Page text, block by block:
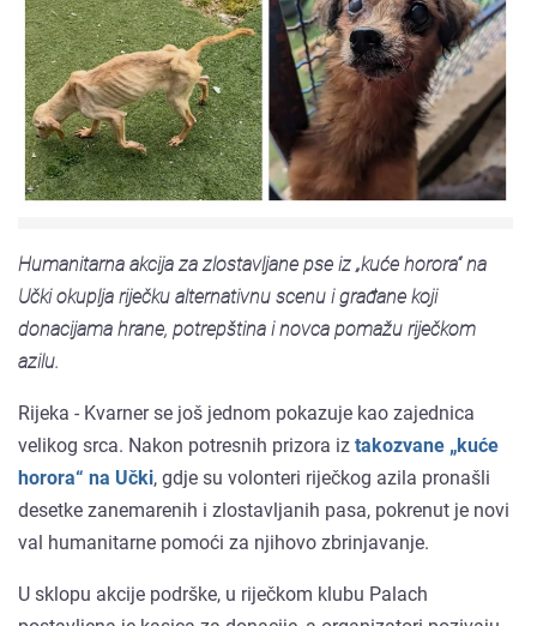
Humanitarna akcija za zlostavljane pse iz „kuće horora“ na
Učki okuplja riječku alternativnu scenu i građane koji
donacijama hrane, potrepština i novca pomažu riječkom
azilu.
Rijeka - Kvarner se još jednom pokazuje kao zajednica
velikog srca. Nakon potresnih prizora iz takozvane „kuće
horora“ na Učki, gdje su volonteri riječkog azila pronašli
desetke zanemarenih i zlostavljanih pasa, pokrenut je novi
val humanitarne pomoći za njihovo zbrinjavanje.
U sklopu akcije podrške, u riječkom klubu Palach